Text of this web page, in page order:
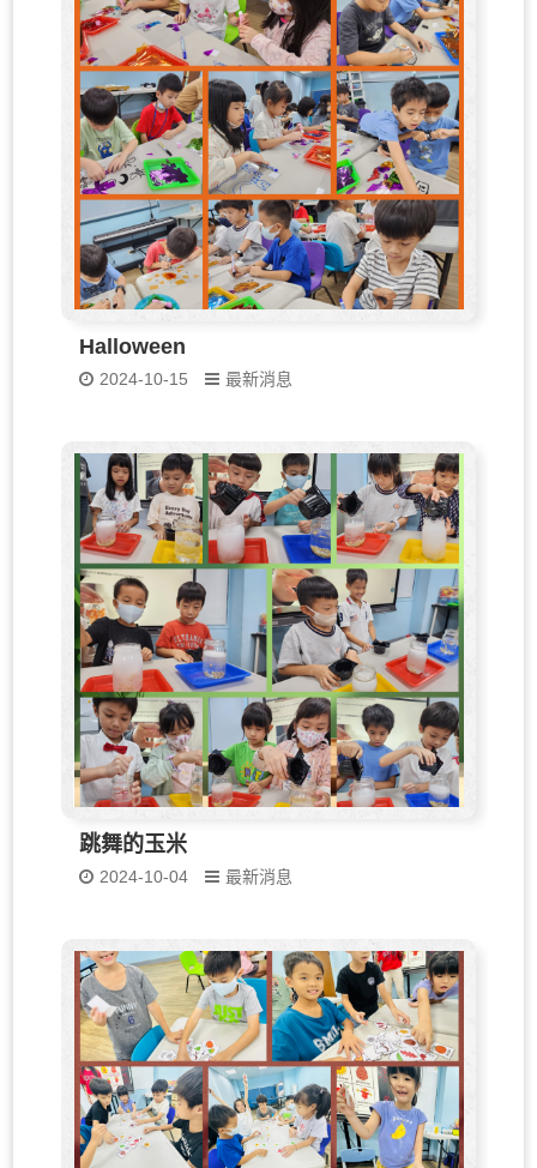
Halloween
2024-10-15 最新消息
跳舞的玉米
2024-10-04 最新消息